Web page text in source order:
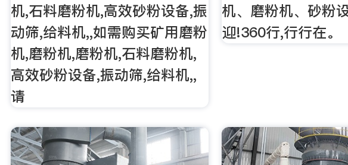
机,石料磨粉机,高效砂粉设备,振
动筛,给料机,,如需购买矿用磨粉
机,磨粉机,磨粉机,石料磨粉机,
高效砂粉设备,振动筛,给料机,,
请
机、磨粉机、砂粉
迎!360行,行行在。